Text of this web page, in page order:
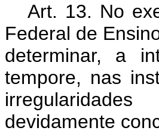
Art. 13. No
Federal de
determinar, a
tempore, nas
devidamente